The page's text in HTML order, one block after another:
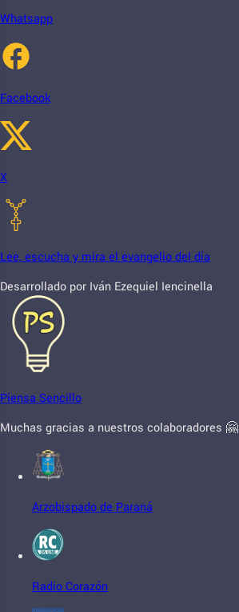
Whatsapp
Facebook
X
Lee, escucha y mira el evangelio del día
Desarrollado por Iván Ezequiel Iencinella
Piensa Sencillo
Muchas gracias a nuestros colaboradores 🤗
Arzobispado de Paraná
Radio Corazón